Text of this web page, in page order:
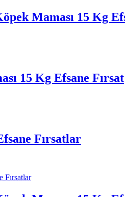
Maması 15 Kg
15 Kg Efsane Fırsat
Fırsatlar